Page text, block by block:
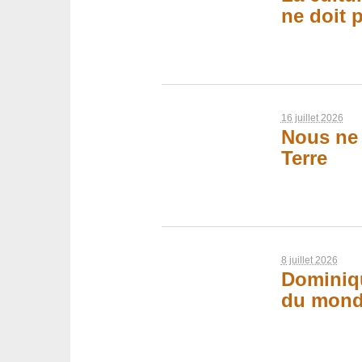
ne doit
16 juillet 2026
Nous
Terre
8 juillet 2026
du